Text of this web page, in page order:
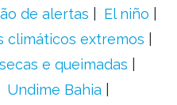
de alertas
El niño
climáticos extremos
secas e queimadas
Undime Bahia